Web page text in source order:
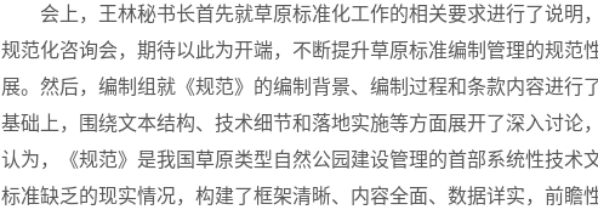
会上，王林秘书长首先就草原标准化工作的相关要求进行了说明
规范化咨询会，期待以此为开端，不断提升草原标准编制管理的规范
展。然后，编制组就《规范》的编制背景、编制过程和条款内容进行
基础上，围绕文本结构、技术细节和落地实施等方面展开了深入讨论
认为，《规范》是我国草原类型自然公园建设管理的首部系统性技术
标准缺乏的现实情况，构建了框架清晰、内容全面、数据详实，前瞻